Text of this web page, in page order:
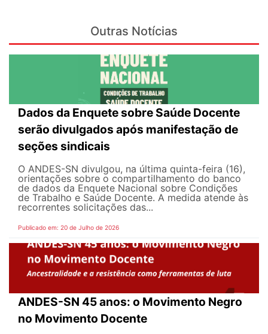
Outras Notícias
Dados da Enquete sobre Saúde Docente
serão divulgados após manifestação de
seções sindicais
O ANDES-SN divulgou, na última quinta-feira (16),
orientações sobre o compartilhamento do banco
de dados da Enquete Nacional sobre Condições
de Trabalho e Saúde Docente. A medida atende às
recorrentes solicitações das...
Publicado em: 20 de Julho de 2026
ANDES-SN 45 anos: o Movimento Negro
no Movimento Docente